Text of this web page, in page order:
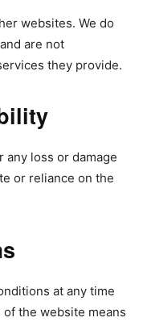
websites. We do
are not
they provide.
any loss or damage
or reliance on the
at any time
the website means